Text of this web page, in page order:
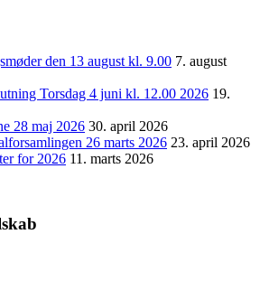
den 13 august kl. 9.00 7. august
Torsdag 4 juni kl. 12.00 2026 19.
28 maj 2026 30. april 2026
26 marts 2026 23. april 2026
for 2026 11. marts 2026